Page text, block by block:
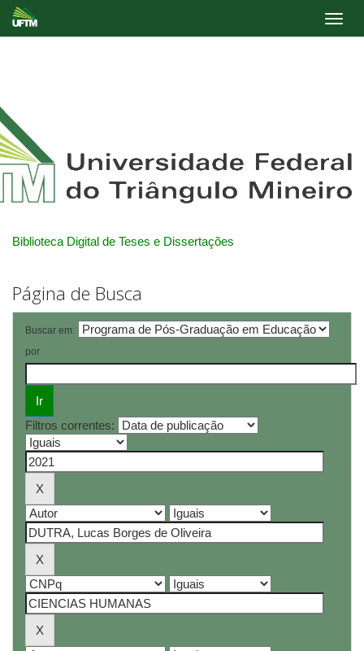
Biblioteca Digital de Teses e Dissertações
Página de Busca
Buscar em:
por
Filtros correntes: